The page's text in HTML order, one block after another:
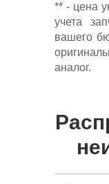
** - цена
учета
вашего
аналог.